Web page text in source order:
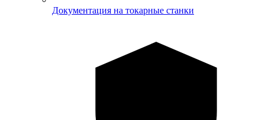
Документация на токарные станки